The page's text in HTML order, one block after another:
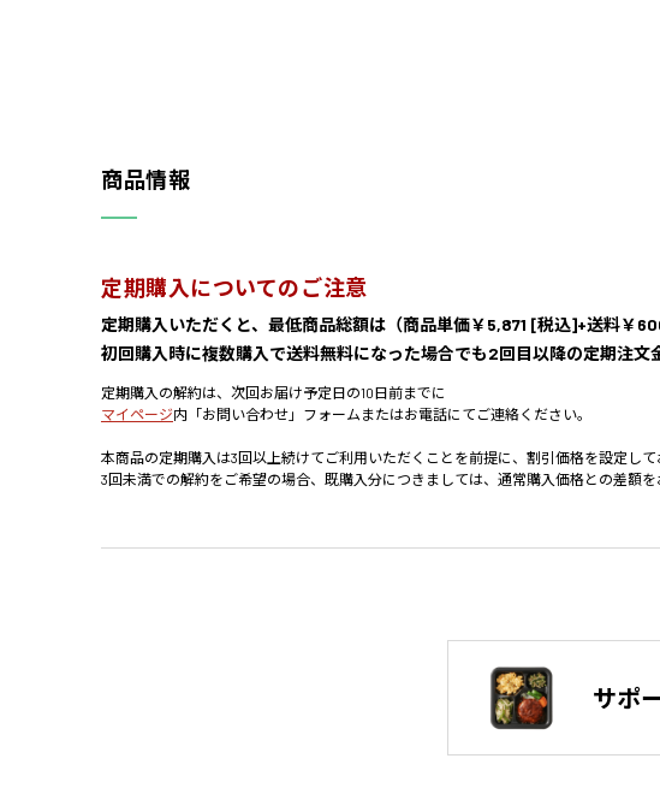
商品情報
定期購入についてのご注意
定期購入いただくと、最低商品総額は（商品単価￥5,871 [税込]+送料￥
初回購入時に複数購入で送料無料になった場合でも2回目以降の定期注
定期購入の解約は、次回お届け予定日の10日前までに
マイページ内「お問い合わせ」フォームまたはお電話にてご連絡ください。
本商品の定期購入は3回以上続けてご利用いただくことを前提に、割引価格を設定して
3回未満での解約をご希望の場合、既購入分につきましては、通常購入価格との差額を
サポ